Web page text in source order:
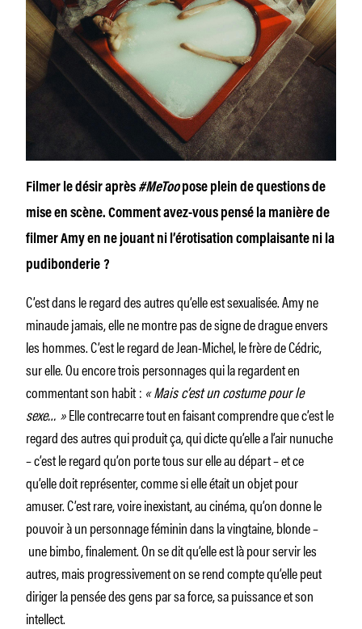
Filmer le désir après #MeToopose plein de questions de
mise en scène. Comment avez-vous pensé la manière de
filmer Amy en ne jouant ni l’érotisation complaisante ni la
pudibonderie ?
C’est dans le regard des autres qu’elle est sexualisée. Amy ne
minaude jamais, elle ne montre pas de signe de drague envers
les hommes. C’est le regard de Jean-Michel, le frère de Cédric,
sur elle. Ou encore trois personnages qui la regardent en
commentant son habit : « Mais c’est un costume pour le
sexe… »Elle contrecarre tout en faisant comprendre que c’est le
regard des autres qui produit ça, qui dicte qu’elle a l’air nunu­che
– c’est le regard qu’on porte tous sur elle au départ – et ce
qu’elle doit représenter, comme si elle était un objet pour
amuser. C’est rare, voire inexistant, au cinéma, qu’on donne le
pouvoir à un personnage féminin dans la vingtaine, blonde –
une bimbo, finalement. On se dit qu’elle est là pour servir les
autres, mais progressivement on se rend compte qu’elle peut
diriger la pensée des gens par sa force, sa puissance et son
intellect.